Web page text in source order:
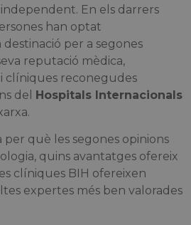
En els darrers
han optat
destinació per a segones
reputació mèdica,
clíniques reconegudes
del Hospitals Internacionals
què les segones opinions
quins avantatges ofereix
clíniques BIH ofereixen
expertes més ben valorades